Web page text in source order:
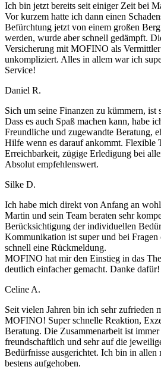
Ich bin jetzt bereits seit einiger Zeit bei
Vor kurzem hatte ich dann einen
Befürchtung jetzt von einem großen
werden, wurde aber schnell gedämpft.
Versicherung mit MOFINO als
unkompliziert. Alles in allem war ich
Service!
Daniel R.
Sich um seine Finanzen zu kümmern,
Dass es auch Spaß machen kann, habe
Freundliche und zugewandte Beratung,
Hilfe wenn es darauf ankommt. Flexible
Erreichbarkeit, zügige Erledigung bei
Absolut empfehlenswert.
Silke D.
Ich habe mich direkt von Anfang an
Martin und sein Team beraten sehr
Berücksichtigung der individuellen
Kommunikation ist super und bei Fragen
schnell eine Rückmeldung.
MOFINO hat mir den Einstieg in das
deutlich einfacher gemacht. Danke dafür!
Celine A.
Seit vielen Jahren bin ich sehr zufrieden
MOFINO! Super schnelle Reaktion,
Beratung. Die Zusammenarbeit ist
freundschaftlich und sehr auf die
Bedürfnisse ausgerichtet. Ich bin in allen
bestens aufgehoben.